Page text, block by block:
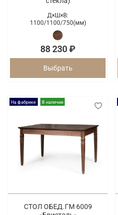
Д×Ш×В:
1100/1100/750(мм)
88 230 ₽
Выбрать
На фабрике В наличии
СТОЛ ОБЕД.ГМ 6009